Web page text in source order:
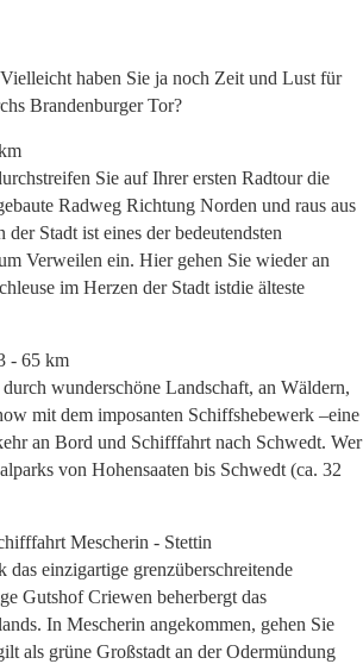
haben Sie ja noch Zeit und Lust für
Brandenburger Tor?
Sie auf Ihrer ersten Radtour die
Radweg Richtung Norden und raus aus
Stadt ist eines der bedeutendsten
Verweilen ein. Hier gehen Sie wieder an
im Herzen der Stadt istdie älteste
- 65 km
wunderschöne Landschaft, an Wäldern,
mit dem imposanten Schiffshebewerk –eine
an Bord und Schifffahrt nach Schwedt. Wer
von Hohensaaten bis Schwedt (ca. 32
Mescherin - Stettin
einzigartige grenzüberschreitende
Gutshof Criewen beherbergt das
In Mescherin angekommen, gehen Sie
als grüne Großstadt an der Odermündung